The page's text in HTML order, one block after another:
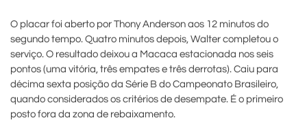
O placar foi aberto por Thony Anderson aos 12 minutos do
segundo tempo. Quatro minutos depois, Walter completou o
serviço. O resultado deixou a Macaca estacionada nos seis
pontos (uma vitória, três empates e três derrotas). Caiu para
décima sexta posição da Série B do Campeonato Brasileiro,
quando considerados os critérios de desempate. É o primeiro
posto fora da zona de rebaixamento.